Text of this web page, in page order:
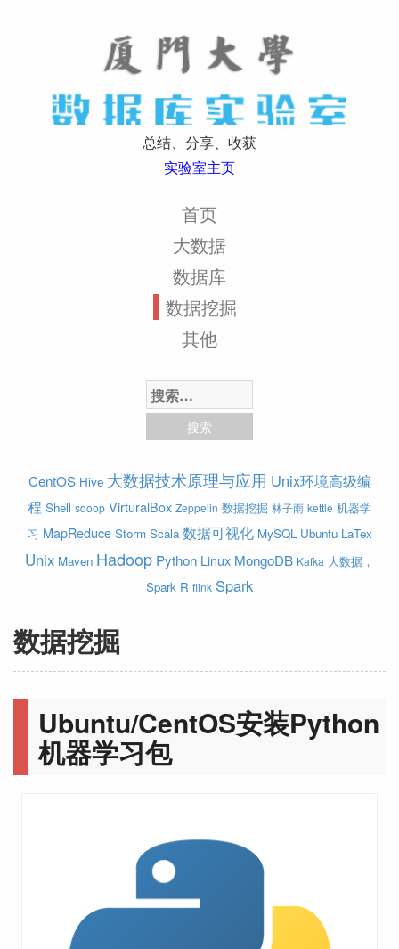
总结、分享、收获
实验室主页
首页
大数据
数据库
数据挖掘
其他
CentOS Hive 大数据技术原理与应用 Unix环境高级编
程 Shell sqoop VirturalBox Zeppelin 数据挖掘 林子雨 kettle 机器学
习 MapReduce Storm Scala 数据可视化 MySQL Ubuntu LaTex
Unix Maven Hadoop Python Linux MongoDB Kafka 大数据，
Spark R flink Spark
数据挖掘
Ubuntu/CentOS安装Python
机器学习包